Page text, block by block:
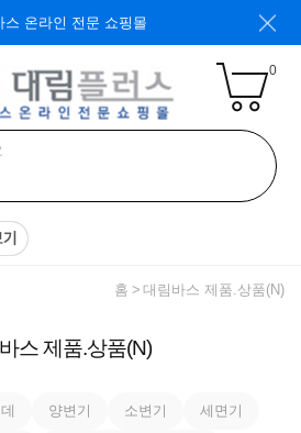
스 온라인 전문 쇼핑몰
0
홈 대림바스 제품.상품(N)
스 제품.상품(N)
양변기 소변기 세면기